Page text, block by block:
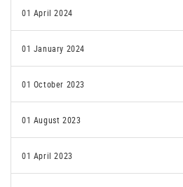
01 April 2024
01 January 2024
01 October 2023
01 August 2023
01 April 2023